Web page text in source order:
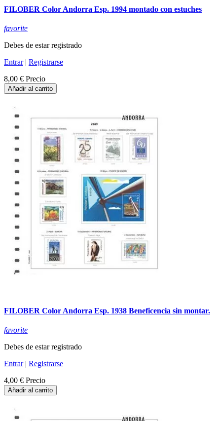
FILOBER Color Andorra Esp. 1994 montado con estuches
favorite
Debes de estar registrado
Entrar| Registrarse
8,00 € Precio
Añadir al carrito
FILOBER Color Andorra Esp. 1938 Beneficencia sin montar.
favorite
Debes de estar registrado
Entrar| Registrarse
4,00 € Precio
Añadir al carrito